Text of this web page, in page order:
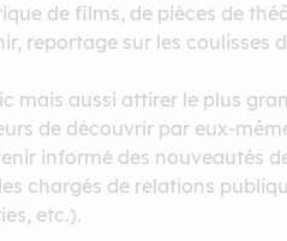
de films, de pièces de
reportage sur les coulisses
mais aussi attirer le plus
de découvrir par eux-
informé des nouveautés
chargés de relations
etc.).